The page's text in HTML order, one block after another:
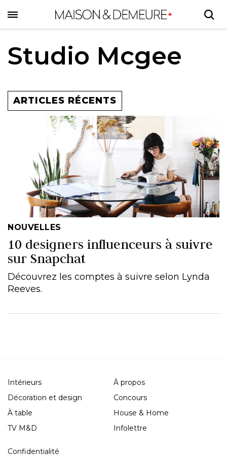
to
main
content
Studio Mcgee
ARTICLES RÉCENTS
NOUVELLES
10 designers influenceurs à suivre
sur Snapchat
Découvrez les comptes à suivre selon Lynda
Reeves.
Intérieurs
Décoration et design
À table
TV M&D
À propos
Concours
House & Home
Infolettre
Confidentialité